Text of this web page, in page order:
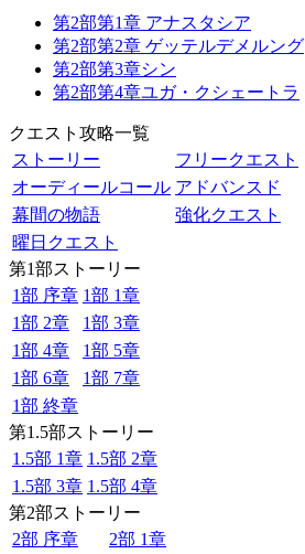
第2部第1章 アナスタシア
第2部第2章 ゲッテルデメルング
第2部第3章シン
第2部第4章ユガ・クシェートラ
クエスト攻略一覧
ストーリー
フリークエスト
オーディールコール アドバンスド
幕間の物語
強化クエスト
曜日クエスト
第1部ストーリー
1部 序章 1部 1章
1部 2章
1部 3章
1部 4章
1部 5章
1部 6章
1部 7章
1部 終章
第1.5部ストーリー
1.5部 1章 1.5部 2章
1.5部 3章 1.5部 4章
第2部ストーリー
2部 序章
2部 1章